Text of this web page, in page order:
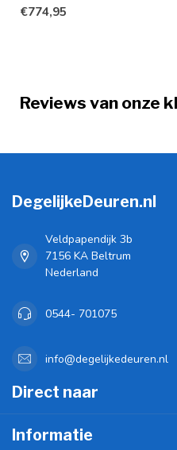
...
€774,95
Reviews van onze
DegelijkeDeuren.nl
Veldpapendijk 3b
7156 KA Beltrum
Nederland
0544- 701075
info@degelijkedeuren.nl
Direct naar
Informatie